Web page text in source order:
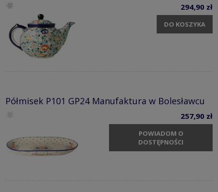
294,90 zł
DO KOSZYKA
Półmisek P101 GP24 Manufaktura w Bolesławcu
257,90 zł
POWIADOM O
DOSTĘPNOŚCI